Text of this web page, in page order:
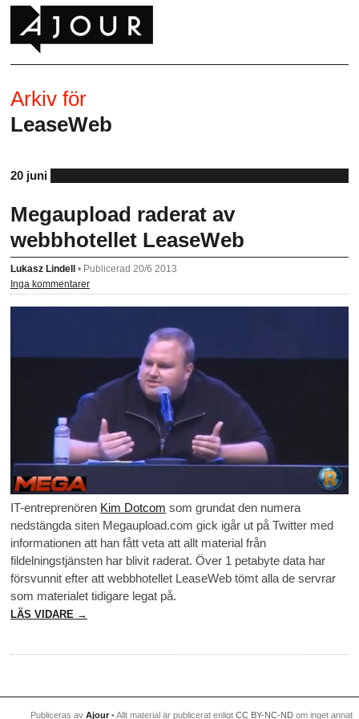
Arkiv för
LeaseWeb
20 juni
Megaupload raderat av
webbhotellet LeaseWeb
Lukasz Lindell • Publicerad 20/6 2013
Inga kommentarer
IT-entreprenören Kim Dotcom som grundat den numera
nedstängda siten Megaupload.com gick igår ut på Twitter med
informationen att han fått veta att allt material från
fildelningstjänsten har blivit raderat. Över 1 petabyte data har
försvunnit efter att webbhotellet LeaseWeb tömt alla de servrar
som materialet tidigare legat på.
LÄS VIDARE →
Publiceras av Ajour • Allt material är publicerat enligt CC BY-NC-ND om inget annat